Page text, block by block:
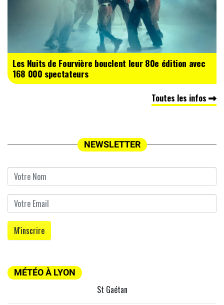
Les Nuits de Fourvière bouclent leur 80e édition avec
168 000 spectateurs
Toutes les infos
NEWSLETTER
MÉTÉO À LYON
St Gaétan